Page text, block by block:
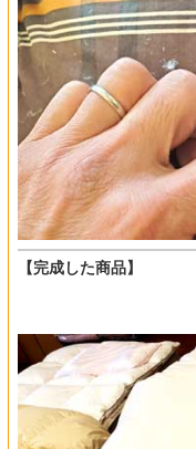
【完成した商品】